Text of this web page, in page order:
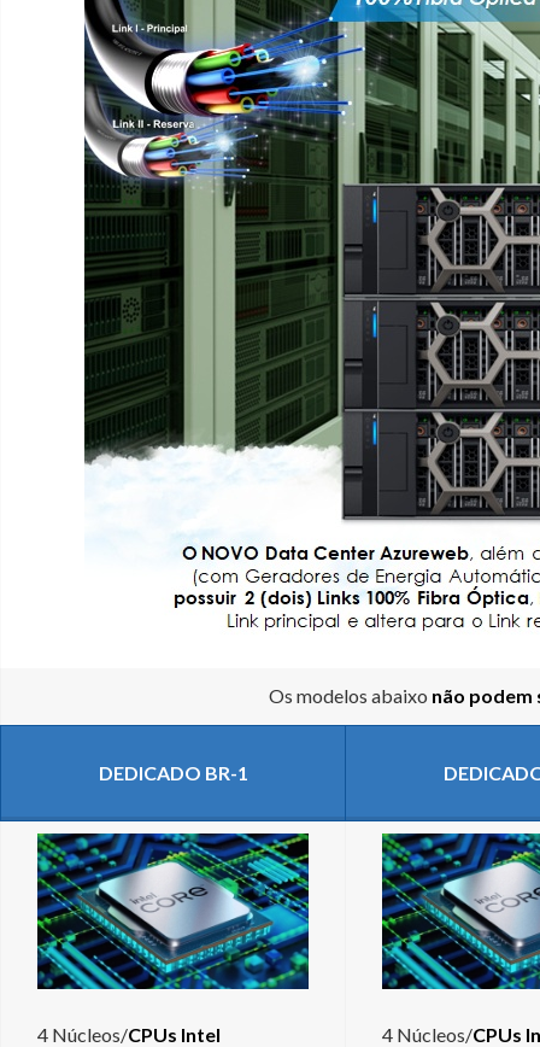
Os modelos abaixo não podem
DEDICADO BR-1
4 Núcleos/CPUs Intel
4 Núcleos/CPUs